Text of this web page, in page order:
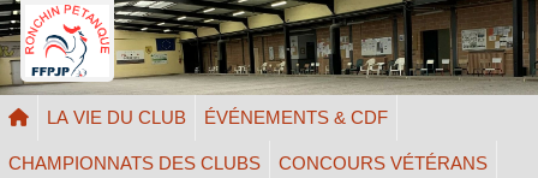
LA VIE DU CLUB ÉVÉNEMENTS & CDF
CHAMPIONNATS DES CLUBS CONCOURS VÉTÉRANS
Panneau de gestion des cookies